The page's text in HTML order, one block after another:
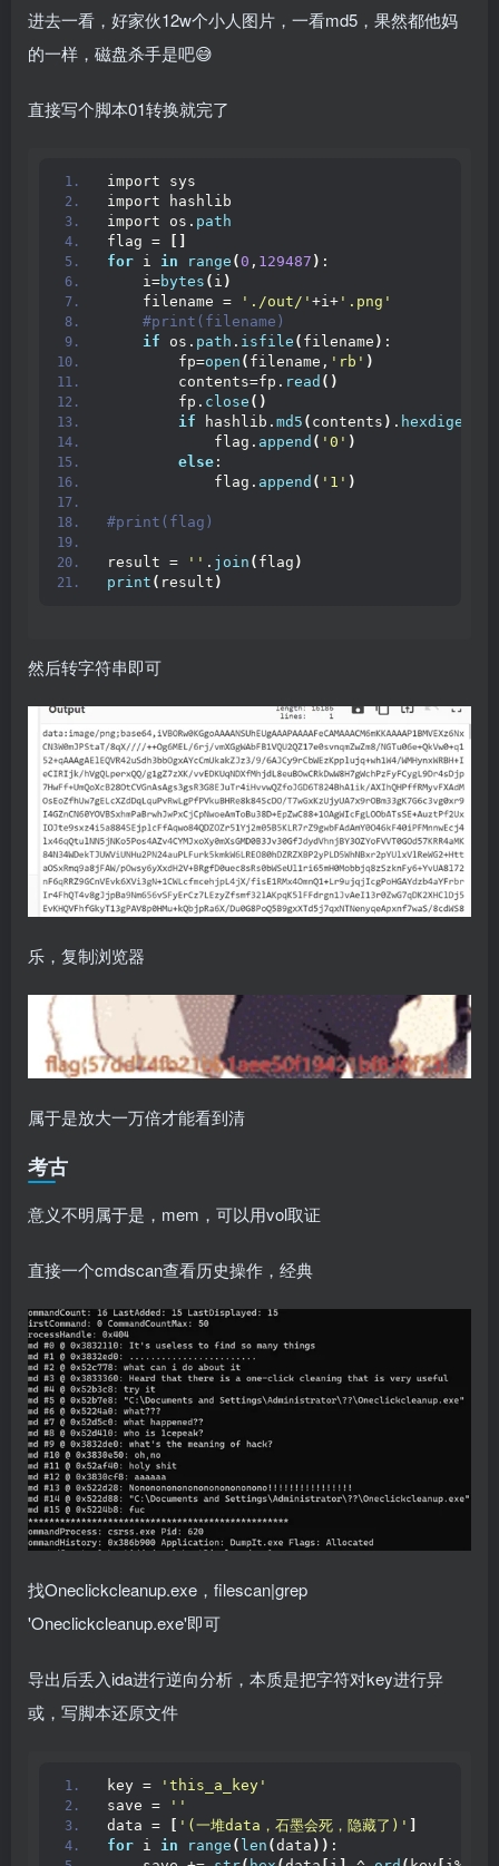
进去一看，好家伙12w个小人图片，一看md5，果然都他妈
的一样，磁盘杀手是吧😅
直接写个脚本01转换就完了
import sys
import hashlib
import os. path
flag =
for i in range (0 , 129487 ) :
    i=
bytes ( i )
    filename =
'./out/' +i+'.png'
#print(filename)
if os. path . isfile ( filename ) :
        fp=
open ( filename, 'rb' )
        contents=fp.
read ()
        fp.
close ()
if hashlib. md5 ( contents ) . hexdigest
            flag.
append ( '0' )
else:
            flag.
append ( '1' )
#print(flag)
result = '' . join ( flag )
print ( result )
然后转字符串即可
乐，复制浏览器
属于是放大一万倍才能看到清
考古
意义不明属于是，mem，可以用vol取证
直接一个cmdscan查看历史操作，经典
找Oneclickcleanup.exe，filescan|grep
'Oneclickcleanup.exe'即可
导出后丢入ida进行逆向分析，本质是把字符对key进行异
或，写脚本还原文件
key =
'this_a_key'
save =
''
data =
'(一堆data，石墨会死，隐藏了)'
for i in range ( len (data )) :